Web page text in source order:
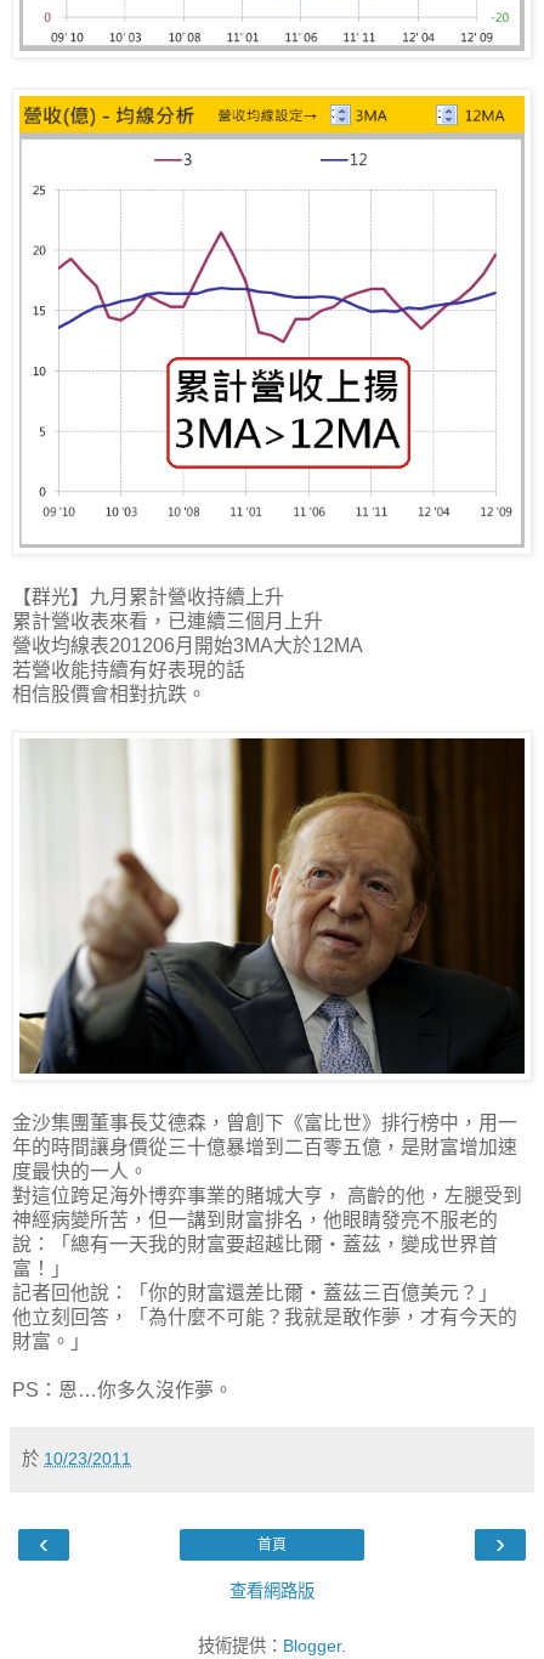
【群光】九月累計營收持續上升
累計營收表來看，已連續三個月上升
營收均線表201206月開始3MA大於12MA
若營收能持續有好表現的話
相信股價會相對抗跌。
金沙集團董事長艾德森，曾創下《富比世》排行榜中，用一
年的時間讓身價從三十億暴增到二百零五億，是財富增加速
度最快的一人。
對這位跨足海外博弈事業的賭城大亨， 高齡的他，左腿受到
神經病變所苦，但一講到財富排名，他眼睛發亮不服老的
說：「總有一天我的財富要超越比爾‧蓋茲，變成世界首
富！」
記者回他說：「你的財富還差比爾‧蓋茲三百億美元？」
他立刻回答，「為什麼不可能？我就是敢作夢，才有今天的
財富。」
PS：恩…你多久沒作夢。
於 10/23/2011
‹ ›
首頁
查看網路版
技術提供： Blogger.